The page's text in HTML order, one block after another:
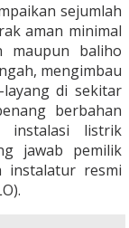
sejumlah
aman minimal
maupun baliho
mengimbau
di sekitar
berbahan
instalasi listrik
jawab pemilik
instalatur resmi